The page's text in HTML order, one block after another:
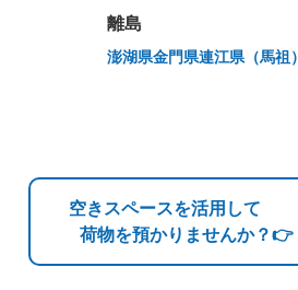
離島
澎湖県金門県連江県（馬祖）
空きスペースを活用して
荷物を預かりませんか？👉